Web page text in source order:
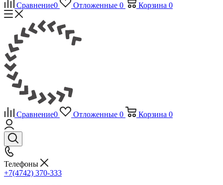
Сравнение0 Отложенные 0 Корзина 0
Сравнение0 Отложенные 0 Корзина 0
Телефоны
+7(4742) 370-333